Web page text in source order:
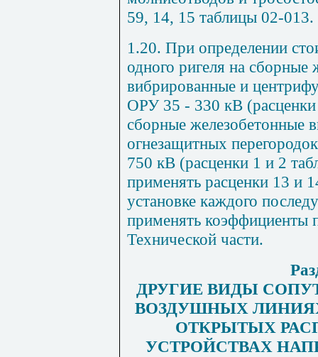
59, 14, 15 таблицы 02-013.
1.20. При определении
одного ригеля на сборные
вибрированные и
ОРУ 35 - 330 кВ
сборные железобетонные
огнезащитных
750 кВ (расценки 1 и 2
применять расценки 13 и
установке каждого
применять коэффициенты
Технической части.
ДРУГИЕ ВИДЫ
ВОЗДУШНЫХ
ОТКРЫТЫХ
УСТРОЙСТВАХ